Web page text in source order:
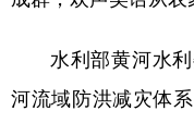
水利部黄河水
河流域防洪减灾体